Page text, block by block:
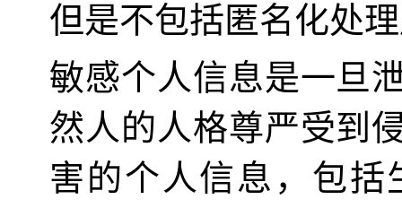
但是不包括匿名化处
敏感个人信息是一旦
然人的人格尊严受到
害的个人信息，包